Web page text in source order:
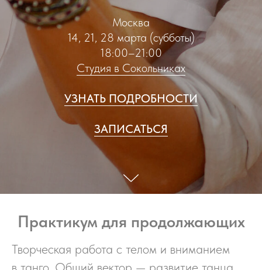
Москва
14, 21, 28 марта (субботы)
18:00–21:00
Студия в Сокольниках
УЗНАТЬ ПОДРОБНОСТИ
ЗАПИСАТЬСЯ
Практикум для продолжающих
Творческая работа с телом и вниманием